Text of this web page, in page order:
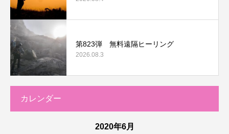
第823弾 無料遠隔ヒーリング
2026.08.3
カレンダー
2020年6月